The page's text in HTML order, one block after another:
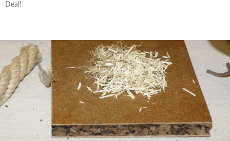
Deal!